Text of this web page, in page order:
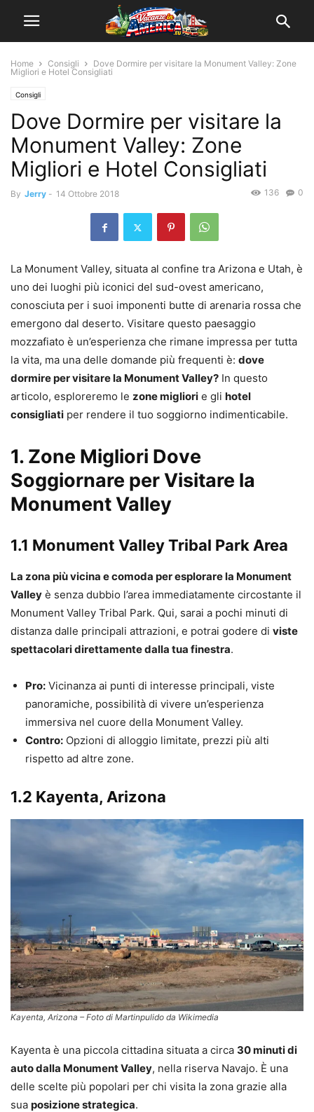
Home Consigli
Dove Dormire per visitare la Monument Valley: Zone
Migliori e Hotel Consigliati
Consigli
Dove Dormire per visitare la
Monument Valley: Zone
Migliori e Hotel Consigliati
By Jerry - 14 Ottobre 2018 0
136
La Monument Valley, situata al confine tra Arizona e Utah, è
uno dei luoghi più iconici del sud-ovest americano,
conosciuta per i suoi imponenti butte di arenaria rossa che
emergono dal deserto. Visitare questo paesaggio
mozzafiato è un’esperienza che rimane impressa per tutta
la vita, ma una delle domande più frequenti è: dove
dormire per visitare la Monument Valley? In questo
articolo, esploreremo le zone migliori e gli hotel
consigliati per rendere il tuo soggiorno indimenticabile.
1. Zone Migliori Dove
Soggiornare per Visitare la
Monument Valley
1.1 Monument Valley Tribal Park Area
La zona più vicina e comoda per esplorare la Monument
Valley è senza dubbio l’area immediatamente circostante il
Monument Valley Tribal Park. Qui, sarai a pochi minuti di
distanza dalle principali attrazioni, e potrai godere di viste
spettacolari direttamente dalla tua finestra.
Pro: Vicinanza ai punti di interesse principali, viste
panoramiche, possibilità di vivere un’esperienza
immersiva nel cuore della Monument Valley.
Contro: Opzioni di alloggio limitate, prezzi più alti
rispetto ad altre zone.
1.2 Kayenta, Arizona
Kayenta, Arizona – Foto di Martinpulido da Wikimedia
Kayenta è una piccola cittadina situata a circa 30 minuti di
auto dalla Monument Valley, nella riserva Navajo. È una
delle scelte più popolari per chi visita la zona grazie alla
sua posizione strategica.